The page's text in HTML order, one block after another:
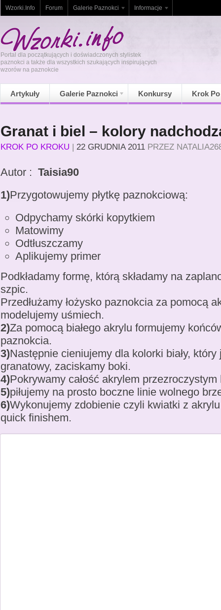
Wzorki.Info Forum Galerie Paznokci Informacje
Portal dla początkujących i doświadczonych stylistek
paznokci a także dla wszystkich szukających inspirujących
wzorów na paznokcie
Artykuły Galerie Paznokci Konkursy Krok
Granat i biel – kolory
KROK PO KROKU | 22 GRUDNIA 2011 PRZEZ
Autor : Taisia90
1)Przygotowujemy płytkę paznokciową:
Odpychamy skórki kopytkiem
Matowimy
Odtłuszczamy
Aplikujemy primer
Podkładamy formę, którą składamy na
szpic.
Przedłużamy łożysko paznokcia za pomocą
modelujemy uśmiech.
2)Za pomocą białego akrylu formujemy
paznokcia.
3)Następnie cieniujemy dla kolorki biały, który
granatowy, zaciskamy boki.
4)Pokrywamy całość akrylem
5)piłujemy na prosto boczne linie wolnego
6)Wykonujemy zdobienie czyli kwiatki z
quick finishem.